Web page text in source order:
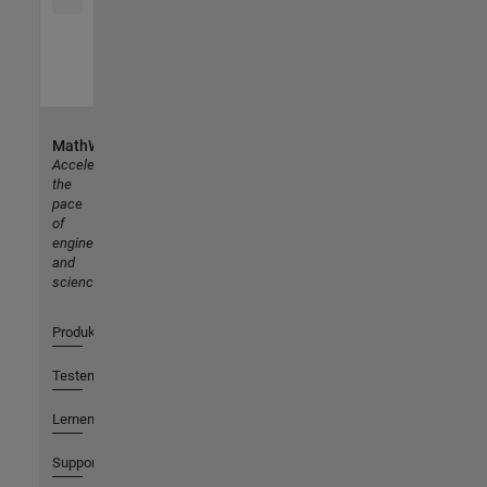
MathWorks
Accelerating
the
pace
of
engineering
and
science
Produkte
Testen oder Kaufen
Lernen
Support